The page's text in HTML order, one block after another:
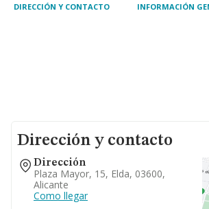
DIRECCIÓN Y CONTACTO INFORMACIÓN
Dirección y contacto
Dirección
Plaza Mayor, 15, Elda, 03600,
Alicante
Como llegar